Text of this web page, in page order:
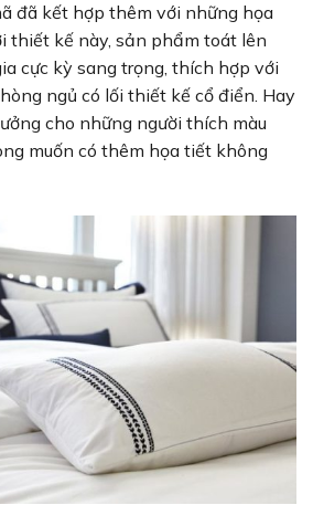
đã kết hợp thêm với những họa
thiết kế này, sản phẩm toát lên
cực kỳ sang trọng, thích hợp với
ngủ có lối thiết kế cổ điển. Hay
cho những người thích màu
muốn có thêm họa tiết không